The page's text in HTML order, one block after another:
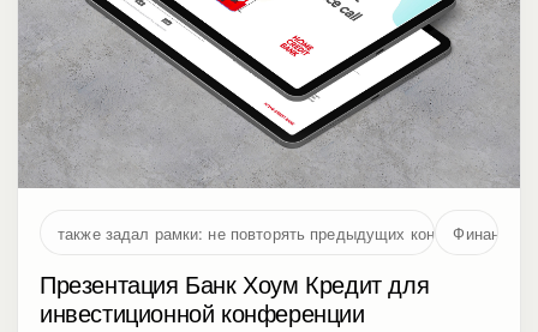
также задал рамки: не повторять предыдущих концепций и
Финансы
Презентация Банк Хоум Кредит для
инвестиционной конференции